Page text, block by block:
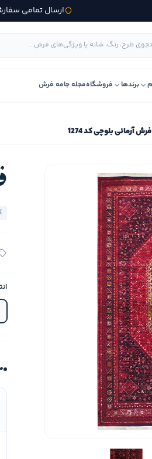
ارسال تمامی
برندها فروشگاهمجله جامه فرش
فرش آرمانی بلوچی کد 1274